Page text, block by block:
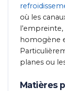
où les
homogène
planes ou
Matières